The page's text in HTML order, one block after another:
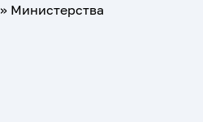
Министерства